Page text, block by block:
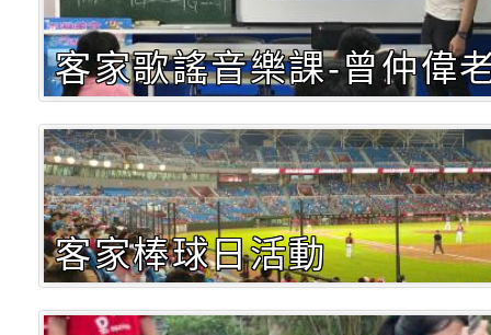
客家歌謠音樂課-曾仲偉
客家棒球日活動